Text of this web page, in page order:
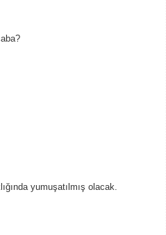
yumuşatılmış olacak.